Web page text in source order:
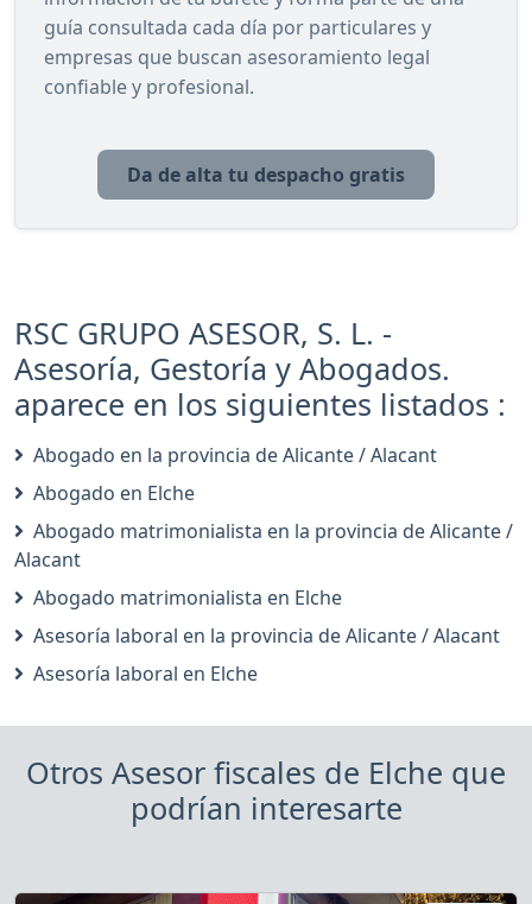
guía consultada cada día por particulares y
empresas que buscan asesoramiento legal
confiable y profesional.
Da de alta tu despacho gratis
RSC GRUPO ASESOR, S. L. -
Asesoría, Gestoría y Abogados.
aparece en los siguientes listados :
Abogado en la provincia de Alicante / Alacant
Abogado en Elche
Abogado matrimonialista en la provincia de Alicante /
Alacant
Abogado matrimonialista en Elche
Asesoría laboral en la provincia de Alicante / Alacant
Asesoría laboral en Elche
Otros Asesor fiscales de Elche que
podrían interesarte